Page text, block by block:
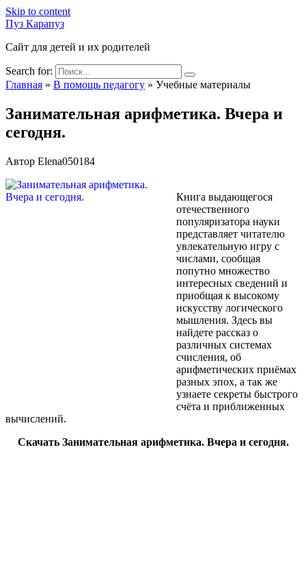
Skip to content
Пуз Карапуз
Сайт для детей и их родителей
Search for:
Главная » В помощь педагогу » Учебные материалы
Занимательная арифметика. Вчера и
сегодня.
Автор Elena050184
Книга выдающегося
отечественного
популяризатора науки
представляет читателю
увлекательную игру с
числами, сообщая
попутно множество
интересных сведений и
приобщая к высокому
искусству логического
мышления. Здесь вы
найдете рассказ о
различных системах
счисления, об
арифметических приёмах
разных эпох, а так же
узнаете секреты быстрого
счёта и приближенных
вычислений.
Скачать Занимательная арифметика. Вчера и сегодня.